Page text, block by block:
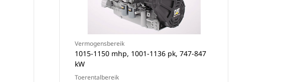
Vermogensbereik
1015-1150 mhp, 1001-1136 pk, 747-847
kW
Toerentalbereik